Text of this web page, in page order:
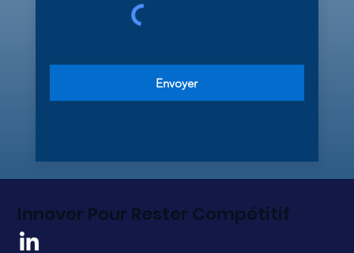
Envoyer
Innover Pour Rester Compétitif